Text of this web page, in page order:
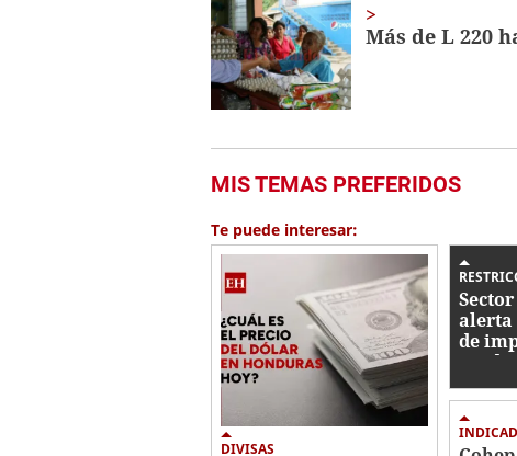
1
minute,
38
secondsVolume
0%
Más de L 220
MIS TEMAS PREFERIDOS
Te puede interesar:
DIVISAS
de
con